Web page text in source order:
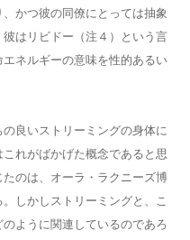
かつ彼の同僚にとっては抽象
はリビドー（注４）という言
ネルギーの意味を性的あるい
良いストリーミングの身体に
れがばかげた概念であると思
のは、オーラ・ラクニーズ博
しかしストリーミングと、こ
ように関連しているのであろ